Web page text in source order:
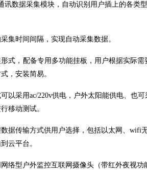
讯数据采集模块，自动识别用户插上的各类
集时间间隔，实现自动采集数据。
式，配备专用多功能挂板，用户根据实际
，安装简易。
以采用ac/220v供电，户外太阳能供电、也
移动测试。
据传输方式供用户选择，包括以太网、wifi
云平台。
络型户外监控互联网摄像头（带红外夜视